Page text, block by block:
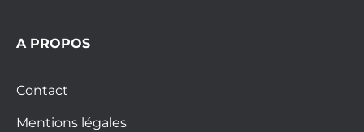
A PROPOS
Contact
Mentions légales